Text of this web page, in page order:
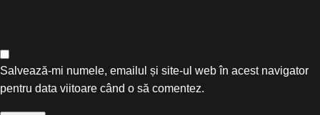
Salvează-mi numele, emailul și site-ul web în acest navigator
pentru data viitoare când o să comentez.